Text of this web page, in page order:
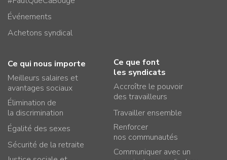
Événements
Achetons syndical
Ce qui nous importe
Meilleurs salaires et
avantages sociaux
Élimination de
la discrimination
Égalité des sexes
Sécurité de la retraite
Ce que font
les syndicats
Accroître le pouvoir
des travailleurs
Travailler ensemble
Renforcer
nos communautés
Communiquer avec un